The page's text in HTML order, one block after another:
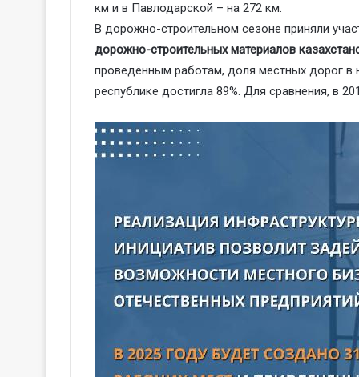
км и в Павлодарской – на 272 км.
В дорожно-строительном сезоне приняли
дорожно-строительных материалов
проведённым работам, доля местных дорог в
республике достигла 89%. Для сравнения, в